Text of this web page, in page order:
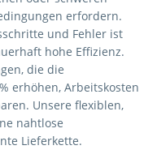
erfordern.
und Fehler ist
hohe Effizienz.
die die
erhöhen, Arbeitskosten
Unsere flexiblen,
nahtlose
Lieferkette.